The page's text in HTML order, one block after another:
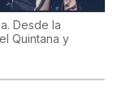
Desde la
Quintana y